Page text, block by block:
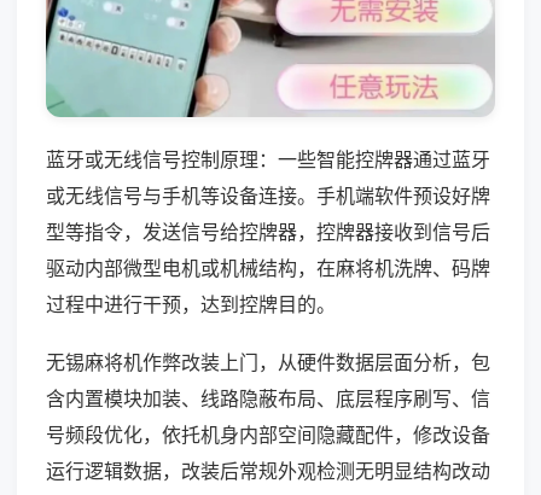
蓝牙或无线信号控制原理：一些智能控牌器通过蓝牙
或无线信号与手机等设备连接。手机端软件预设好牌
型等指令，发送信号给控牌器，控牌器接收到信号后
驱动内部微型电机或机械结构，在麻将机洗牌、码牌
过程中进行干预，达到控牌目的。
无锡麻将机作弊改装上门，从硬件数据层面分析，包
含内置模块加装、线路隐蔽布局、底层程序刷写、信
号频段优化，依托机身内部空间隐藏配件，修改设备
运行逻辑数据，改装后常规外观检测无明显结构改动